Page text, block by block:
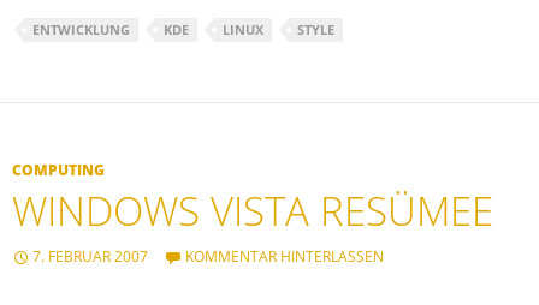
ENTWICKLUNG KDE LINUX STYLE
COMPUTING
WINDOWS VISTA RESÜMEE
7. FEBRUAR 2007 KOMMENTAR HINTERLASSEN